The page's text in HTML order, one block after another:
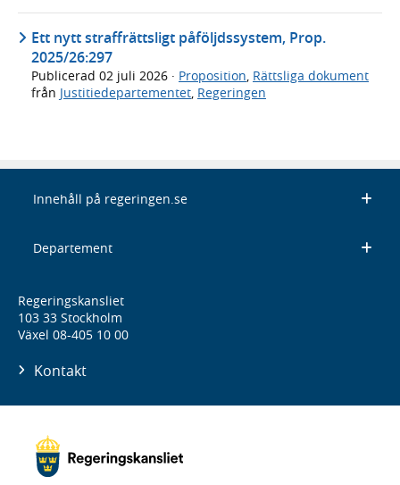
Ett nytt straffrättsligt påföljdssystem, Prop.
2025/26:297
Publicerad 02 juli 2026 · Proposition Rättsliga dokument
från Justitiedepartementet Regeringen
Innehåll på regeringen.se
Departement
Regeringskansliet
103 33 Stockholm
Växel 08-405 10 00
Kontakt